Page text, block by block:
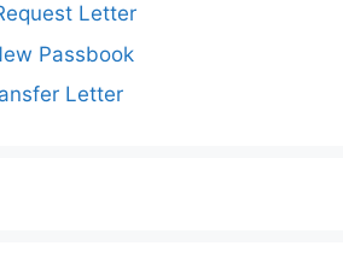
Letter
Passbook
Letter